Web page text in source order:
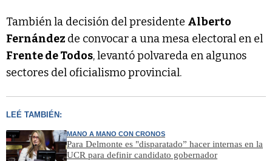
También la decisión del presidente Alberto
Fernández de convocar a una mesa electoral en el
Frente de Todos, levantó polvareda en algunos
sectores del oficialismo provincial.
LEÉ TAMBIÉN:
MANO A MANO CON CRONOS
Para Delmonte es "disparatado” hacer internas en la
UCR para definir candidato gobernador